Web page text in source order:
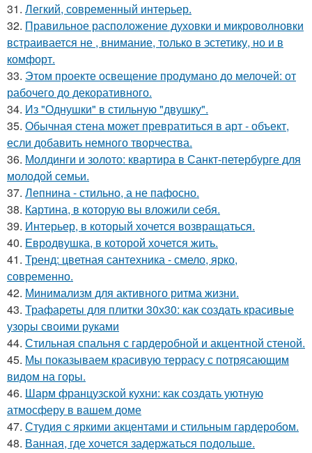
31. Легкий, современный интерьер.
32. Правильное расположение духовки и микроволновки
встраивается не , внимание, только в эстетику, но и в
комфорт.
33. Этом проекте освещение продумано до мелочей: от
рабочего до декоративного.
34. Из "Однушки" в стильную "двушку".
35. Обычная стена может превратиться в арт - объект,
если добавить немного творчества.
36. Молдинги и золото: квартира в Санкт-петербурге для
молодой семьи.
37. Лепнина - стильно, а не пафосно.
38. Картина, в которую вы вложили себя.
39. Интерьер, в который хочется возвращаться.
40. Евродвушка, в которой хочется жить.
41. Тренд: цветная сантехника - смело, ярко,
современно.
42. Минимализм для активного ритма жизни.
43. Трафареты для плитки 30х30: как создать красивые
узоры своими руками
44. Стильная спальня с гардеробной и акцентной стеной.
45. Мы показываем красивую террасу с потрясающим
видом на горы.
46. Шарм французской кухни: как создать уютную
атмосферу в вашем доме
47. Студия с яркими акцентами и стильным гардеробом.
48. Ванная, где хочется задержаться подольше.